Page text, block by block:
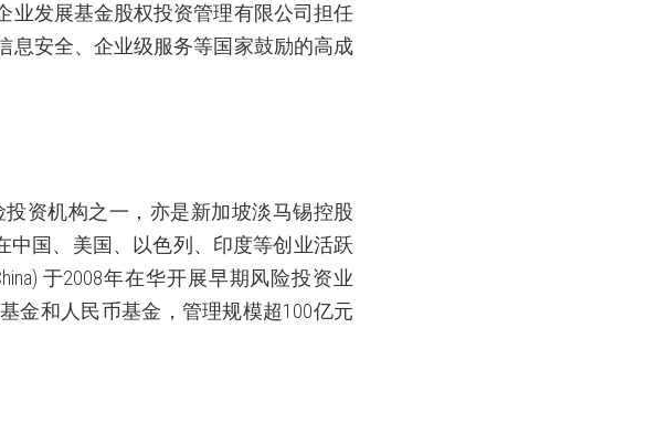
业发展基金股权投资管理有限公司担任
息安全、企业级服务等国家鼓励的高成
资机构之一，亦是新加坡淡马锡控股
国、美国、以色列、印度等创业活跃
于2008年在华开展早期风险投资业
金和人民币基金，管理规模超100亿元